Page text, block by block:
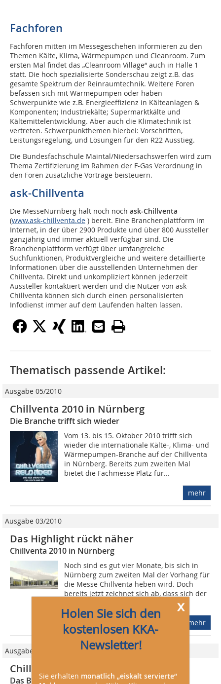
Fachforen
Fachforen mitten im Messegeschehen informieren zu den
Themen Kälte, Klima, Wärmepumpen und Cleanroom. Zum
ersten Mal findet das „Cleanroom Village“ auch in Halle 1
statt. Die hoch spezialisierte Sonderschau zeigt z.B. das
gesamte Spektrum der Reinraumtechnik. Weitere Foren
befassen sich mit Wärmepumpen oder haben
Schwerpunkte wie z.B. Energieeffizienz in Kälteanlagen &
Komponenten; Industriekälte; Supermarktkälte und
Kältemittelentwicklung. Aber auch die Klimatechnik ist
vertreten. Schwerpunkthemen hierbei: Vorschriften,
Leistungsregelung, und Lösungen für den R22 Ausstieg.
Die Bundesfachschule Maintal/Niedersachswerfen wird zum
Thema Zertifizierung im Rahmen der F-Gas Verordnung in
den Foren zusätzliche Vorträge beisteuern.
ask-Chillventa
Die MesseNürnberg hält noch noch ask-Chillventa
(www.ask-chillventa.de ) bereit. Eine Branchenplattform im
Internet, in der über 2900 Produkte und über 800 Aussteller
ganzjährig und immer aktuell verfügbar sind. Die
Branchenplattform verfügt über umfangreiche
Suchfunktionen, Produktvergleiche und weitere detaillierte
Informationen über die ausstellenden Unternehmen der
Chillventa. Direkt und unkompliziert können jederzeit
Aussteller kontaktiert werden und die Nutzer von ask-
Chillventa können sich durch einen personalisierten
Infodienst immer auf dem Laufenden halten lassen.
x
Holen Sie sich den
kostenlosen KKA-
Newsletter!
Sie erhalten monatlich „eiskalt servierte“
Thematisch passende Artikel:
Ausgabe 05/2010
Chillventa 2010 in Nürnberg
Die Branche trifft sich wieder
Vom 13. bis 15. Oktober 2010 trifft sich
wieder die internationale Kälte-, Klima- und
Wärmepumpen-Branche auf der Chillventa
in Nürnberg. Bereits zum zweiten Mal
bietet die Fachmesse Platz für...
mehr
Ausgabe 03/2010
Das Highlight rückt näher
Chillventa 2010 in Nürnberg
Noch sind es gut vier Monate, bis sich in
Nürnberg zum zweiten Mal der Vorhang für
die Messe Chillventa heben wird. Doch
bereits jetzt zeichnet sich ab, dass sich der
mehr
Ausgabe 04/2012
Chillventa 2012
Das Branchen-Highlight rückt näher